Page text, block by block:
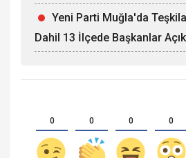
Yeni Parti Muğla'da
Dahil 13 İlçede Başkanlar
0 0 0 0